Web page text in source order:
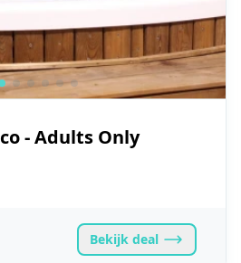
- Adults Only
Bekijk deal